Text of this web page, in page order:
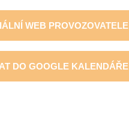
WEB PROVOZOVATELE
DO GOOGLE KALENDÁŘE